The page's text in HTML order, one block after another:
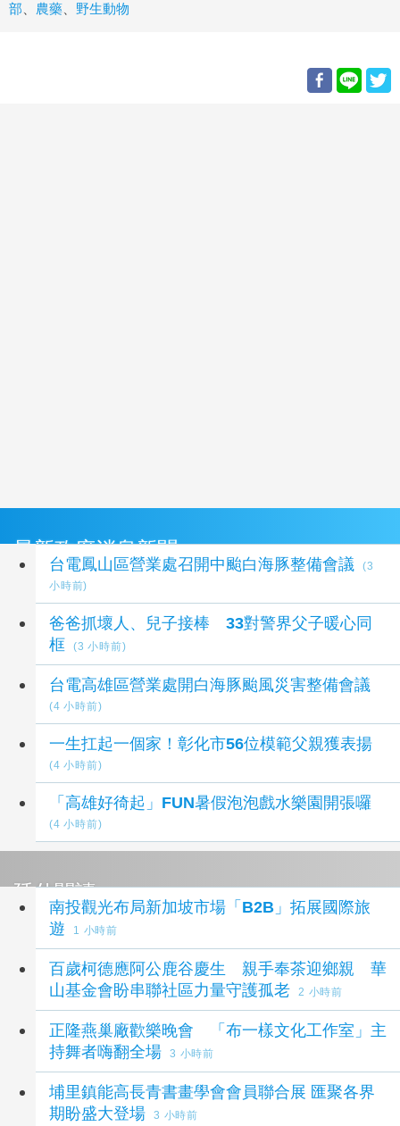
部、 農藥、 野生動物
最新政府消息新聞
台電鳳山區營業處召開中颱白海豚整備會議
(3
小時前)
爸爸抓壞人、兒子接棒 33對警界父子暖心同
框
(3 小時前)
台電高雄區營業處開白海豚颱風災害整備會議
(4 小時前)
一生扛起一個家！彰化市56位模範父親獲表揚
(4 小時前)
「高雄好徛起」FUN暑假泡泡戲水樂園開張囉
(4 小時前)
延伸閱讀
南投觀光布局新加坡市場「B2B」拓展國際旅
遊
1 小時前
百歲柯德應阿公鹿谷慶生 親手奉茶迎鄉親 華
山基金會盼串聯社區力量守護孤老
2 小時前
正隆燕巢廠歡樂晚會 「布一樣文化工作室」主
持舞者嗨翻全場
3 小時前
埔里鎮能高長青書畫學會會員聯合展 匯聚各界
期盼盛大登場
3 小時前